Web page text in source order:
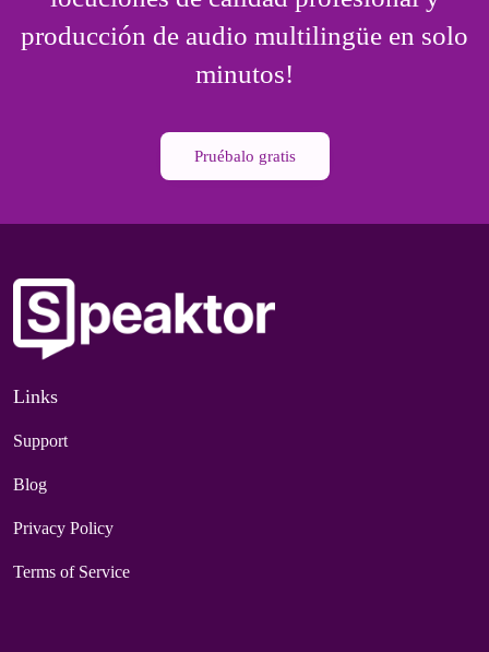
producción de audio multilingüe en solo
minutos!
Pruébalo gratis
Links
Support
Blog
Privacy Policy
Terms of Service